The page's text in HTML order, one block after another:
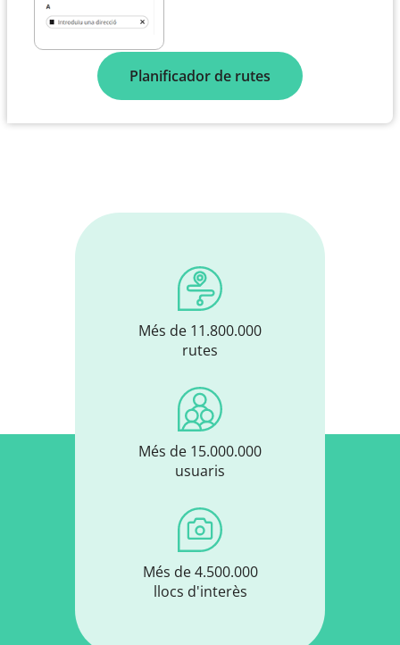
Planificador de rutes
Més de 11.800.000
rutes
Més de 15.000.000
usuaris
Més de 4.500.000
llocs d'interès